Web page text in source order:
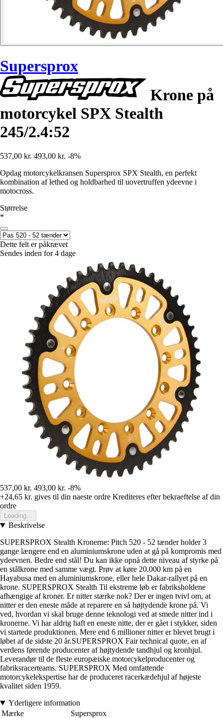
Supersprox
Krone på
motorcykel SPX Stealth
245/2.4:52
537,00 kr. 493,00 kr. -8%
Opdag motorcykelkransen Supersprox SPX Stealth, en perfekt
kombination af lethed og holdbarhed til uovertruffen ydeevne i
motocross.
Størrelse
*
Dette felt er påkrævet
Sendes inden for 4 dage
537,00 kr. 493,00 kr. -8%
+24,65 kr. gives til din naeste ordre Krediteres efter bekraeftelse af din
ordre
Loading...
Beskrivelse
SUPERSPROX Stealth Kronerne: Pitch 520 - 52 tænder holder 3
gange længere end en aluminiumskrone uden at gå på kompromis med
ydeevnen. Bedre end stål! Du kan ikke opnå dette niveau af styrke på
en stålkrone med samme vægt. Prøv at køre 20.000 km på en
Hayabusa med en aluminiumskrone, eller hele Dakar-rallyet på en
krone. SUPERSPROX Stealth Til ekstreme løb er fabriksholdene
afhængige af kroner. Er nitter stærke nok? Der er ingen tvivl om, at
nitter er den eneste måde at reparere en så højtydende krone på. Vi
ved, hvordan vi skal bruge denne teknologi ved at smede nitter ind i
kronerne. Vi har aldrig haft en eneste nitte, der er gået i stykker, siden
vi startede produktionen. Mere end 6 millioner nitter er blevet brugt i
løbet af de sidste 20 år.SUPERSPROX Fair technical quote, en af
verdens førende producenter af højtydende tandhjul og kronhjul.
Leverandør til de fleste europæiske motorcykelproducenter og
fabriksracerteams. SUPERSPROX Med omfattende
motorcykelekspertise har de produceret racerkædehjul af højeste
kvalitet siden 1959.
Yderligere information
Mærke
Supersprox